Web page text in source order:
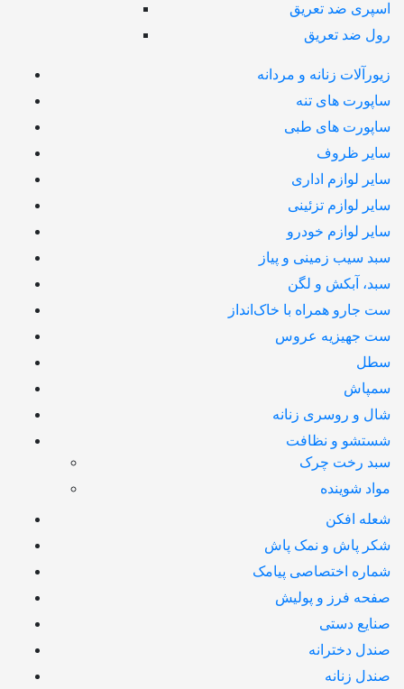
اسپری ضد تعریق
رول ضد تعریق
زیورآلات زنانه و مردانه
ساپورت های تنه
ساپورت های طبی
سایر ظروف
سایر لوازم اداری
سایر لوازم تزئینی
سایر لوازم خودرو
سبد سیب زمینی و پیاز
سبد، آبکش و لگن
ست جارو همراه با خاک‌انداز
ست جهیزیه عروس
سطل
سمپاش
شال و روسری زنانه
شستشو و نظافت
سبد رخت چرک
مواد شوینده
شعله افکن
شکر پاش و نمک پاش
شماره اختصاصی پیامک
صفحه فرز و پولیش
صنایع دستی
صندل دخترانه
صندل زنانه